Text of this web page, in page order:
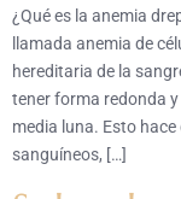
¿Qué es la anemia
llamada anemia de
hereditaria de la
tener forma redonda
media luna. Esto
sanguíneos, […]